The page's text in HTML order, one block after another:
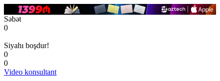
Səbət
0
Siyahı boşdur!
0
0
Video konsultant